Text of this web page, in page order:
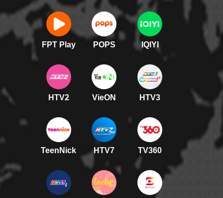
FPT Play POPS IQIYI
HTV2 VieON HTV3
TeenNick HTV7 TV360